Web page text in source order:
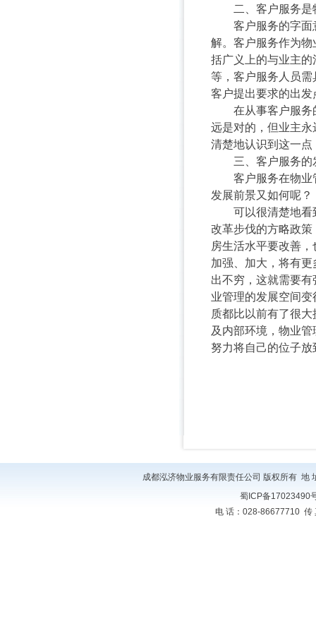
二、客户服务是
客户服务的字面意
解。客户服务作为
括广义上的与业主
等，客户服务人员
客户提出要求的出
在从事客户服务的
远是对的，但业主
清楚地认识到这一
三、客户服务的
客户服务在物业管
发展前景又如何呢？
可以很清楚地看到
改革步伐的方略政
房生活水平要改善
加强、加大，将有
出不穷，这就需要
业管理的发展空间
质都比以前有了很
及内部环境，物业
努力将自己的位子
成都泓济物业服务有限责任公司 版权所有
蜀ICP备17023490
电 话：028-86677710 传